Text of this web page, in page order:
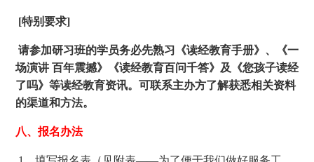
[特别要求]
请参加研习班的学员务必先熟习《读经教育手册》、《一
场演讲 百年震撼》《读经教育百问千答》及《您孩子读经
了吗》等读经教育资讯。可联系主办方了解获悉相关资料
的渠道和方法。
八、报名办法